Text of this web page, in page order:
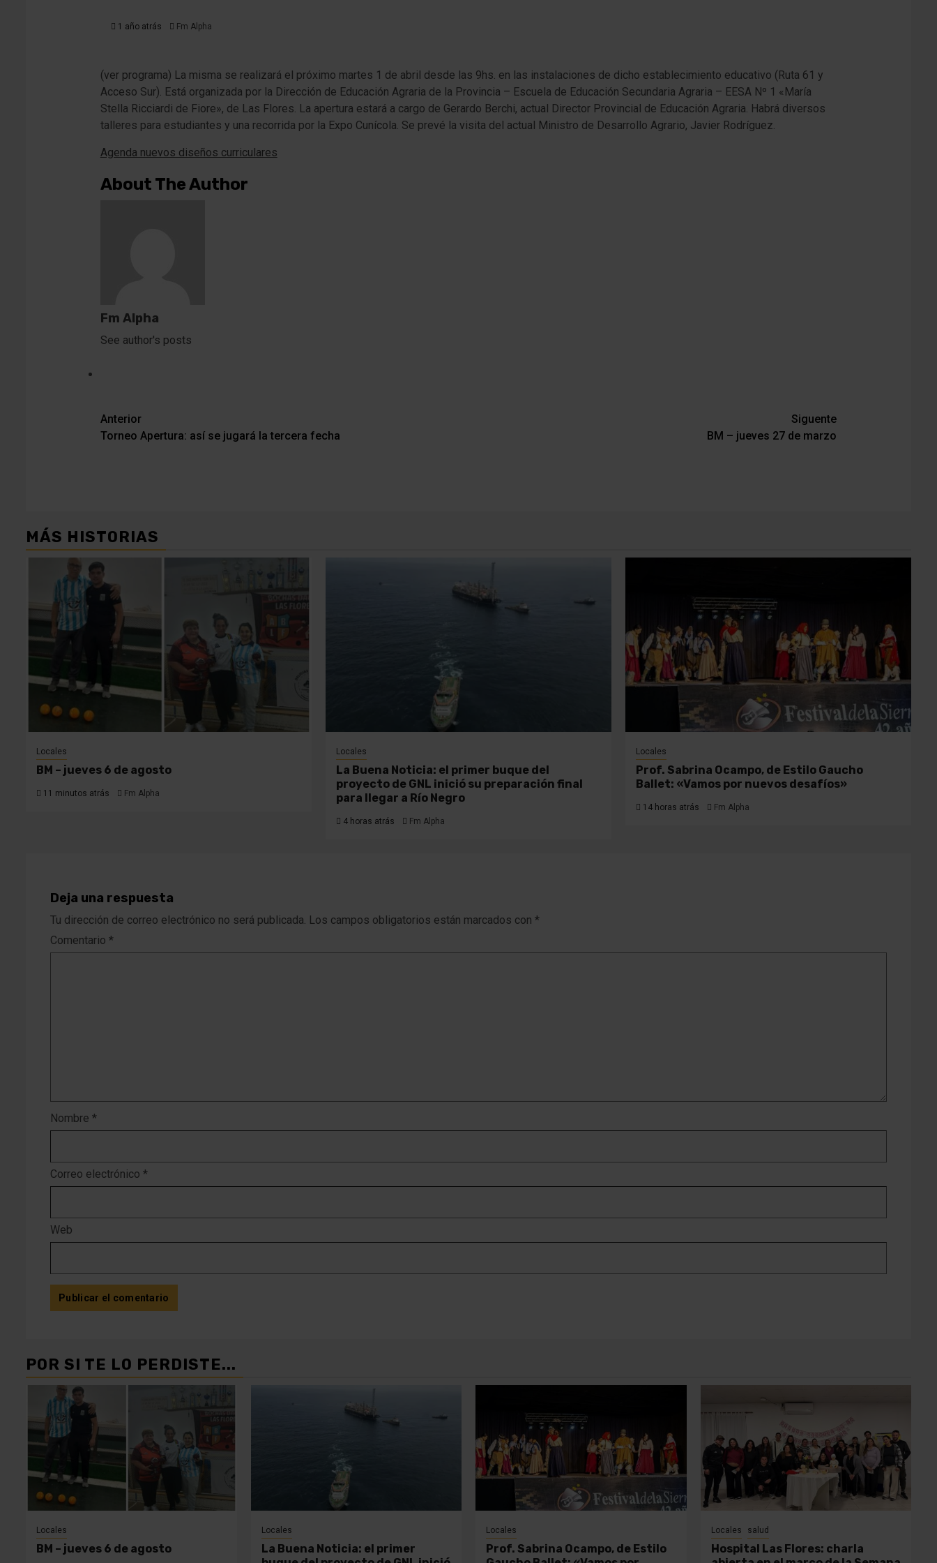
1 año atrás Fm Alpha
(ver programa) La misma se realizará el próximo martes 1 de abril desde las 9hs. en las instalaciones de dicho establecimiento educativo (Ruta 61 y
Acceso Sur). Está organizada por la Dirección de Educación Agraria de la Provincia – Escuela de Educación Secundaria Agraria – EESA Nº 1 «María
Stella Ricciardi de Fiore», de Las Flores. La apertura estará a cargo de Gerardo Berchi, actual Director Provincial de Educación Agraria. Habrá diversos
talleres para estudiantes y una recorrida por la Expo Cunícola. Se prevé la visita del actual Ministro de Desarrollo Agrario, Javier Rodríguez.
Agenda nuevos diseños curriculares
About The Author
Fm Alpha
See author's posts
Navegación
de
Anterior
Torneo Apertura: así se jugará la tercera fecha
Siguente
BM – jueves 27 de marzo
MÁS HISTORIAS
Locales
BM – jueves 6 de agosto
11 minutos atrás Fm Alpha
Locales
La Buena Noticia: el primer buque del
proyecto de GNL inició su preparación final
para llegar a Río Negro
4 horas atrás Fm Alpha
Locales
Prof. Sabrina Ocampo, de Estilo Gaucho
Ballet: «Vamos por nuevos desafíos»
14 horas atrás Fm Alpha
Deja una respuesta
Tu dirección de correo electrónico no será publicada. Los campos obligatorios están marcados con *
Comentario *
Nombre *
Correo electrónico *
Web
POR SI TE LO PERDISTE...
Locales
BM – jueves 6 de agosto
Locales
La Buena Noticia: el primer
Locales
Prof. Sabrina Ocampo, de Estilo
Locales salud
Hospital Las Flores: charla